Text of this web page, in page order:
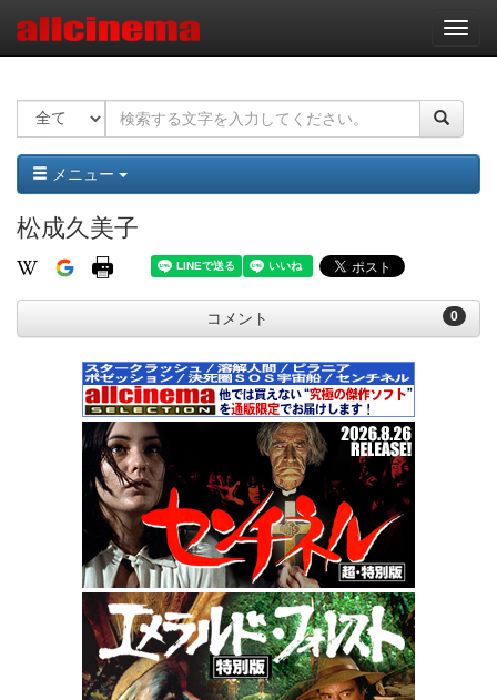
ナ
ビ
ー
ョ
ン
メニュー
松成久美子
0
コメント